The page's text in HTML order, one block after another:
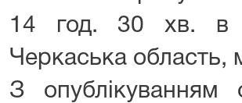
14 год. 30 хв. в
Черкаська область,
З